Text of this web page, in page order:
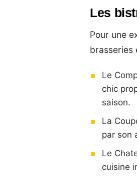
Les
Pour une
brasseries
Le
chic
saison.
La
par son
Le
cuisine